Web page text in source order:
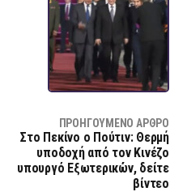
ΠΡΟΗΓΟΎΜΕΝΟ ΆΡΘΡΟ
Στο Πεκίνο ο Πούτιν: Θερμή
υποδοχή από τον Κινέζο
υπουργό Εξωτερικών, δείτε
βίντεο